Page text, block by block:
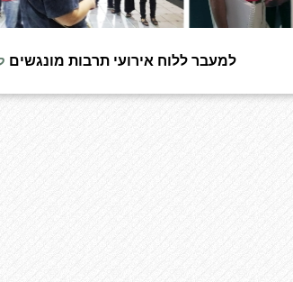
למעבר ללוח אירועי תרבות מונגשים